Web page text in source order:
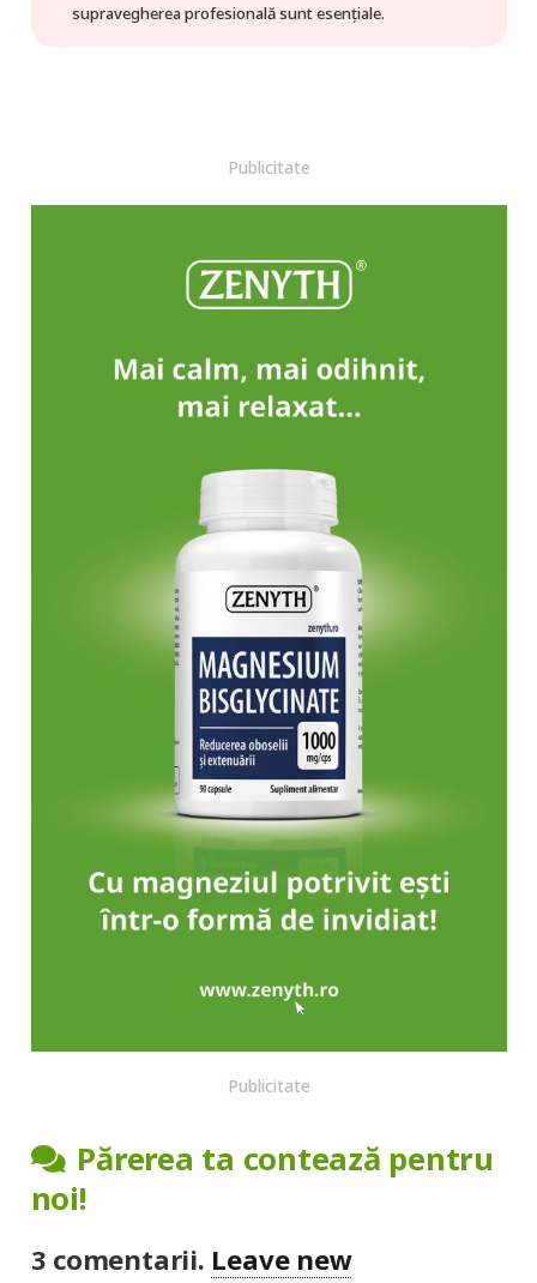
supravegherea profesională sunt esențiale.
Publicitate
Publicitate
Părerea ta contează pentru
noi!
3 comentarii. Leave new